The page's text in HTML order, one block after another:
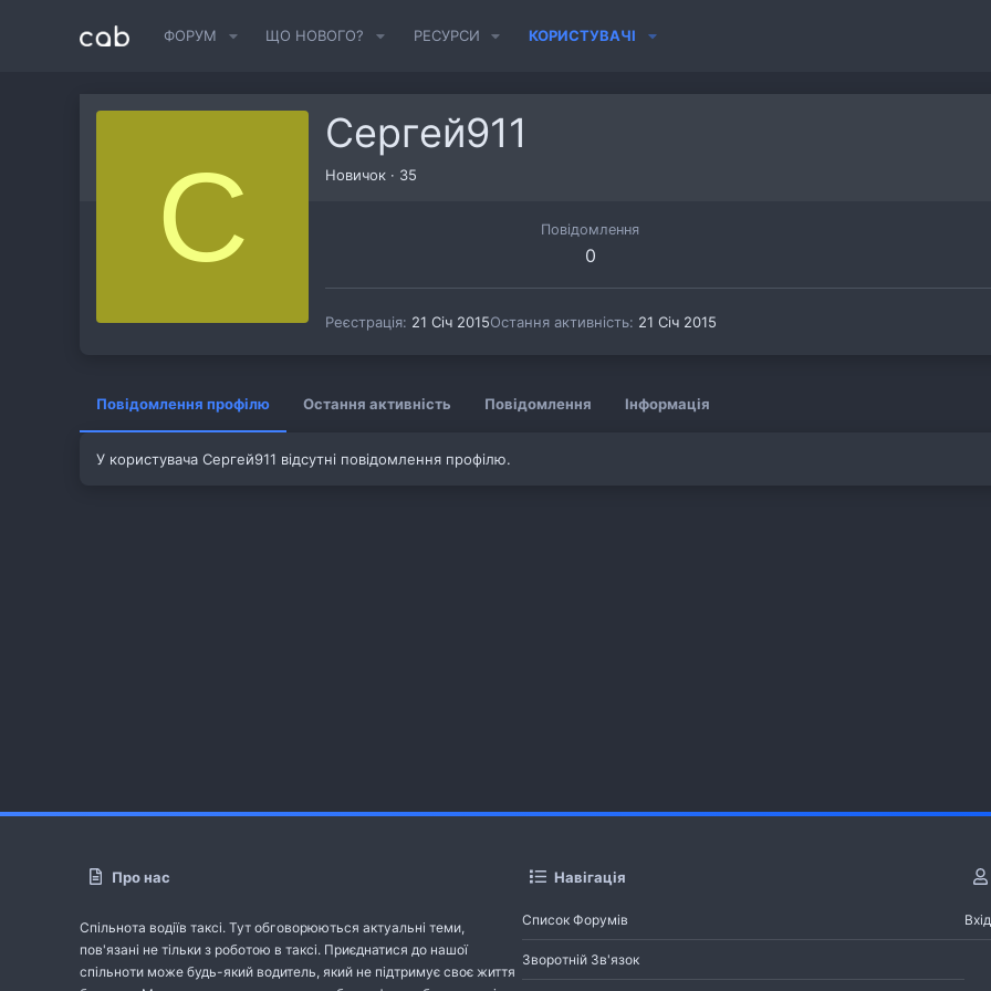
ФОРУМ ЩО НОВОГО? РЕСУРСИ КОРИСТУВАЧІ
С
Сергей911
Новичок · 35
Повідомлення
0
Реєстрація 21 Січ 2015Остання активність 21 Січ 2015
Повідомлення профілю Остання активність Повідомлення Інформація
У користувача Сергей911 відсутні повідомлення профілю.
Про нас
Спільнота водіїв таксі. Тут обговорюються актуальні теми,
пов'язані не тільки з роботою в таксі. Приєднатися до нашої
спільноти може будь-який водитель, який не підтримує своє життя
Навігація
Список Форумів
Зворотній Зв'язок
Вхід